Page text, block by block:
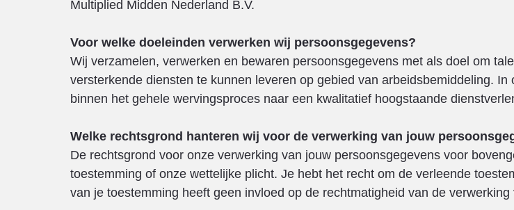
Multiplied Midden Nederland B.V.
Voor welke doeleinden verwerken wij persoonsgegevens?
Wij verzamelen, verwerken en bewaren persoonsgegevens met als doel om
versterkende diensten te kunnen leveren op gebied van arbeidsbemiddeling.
binnen het gehele wervingsproces naar een kwalitatief hoogstaande
Welke rechtsgrond hanteren wij voor de verwerking van jouw
De rechtsgrond voor onze verwerking van jouw persoonsgegevens voor
toestemming of onze wettelijke plicht. Je hebt het recht om de verleende
van je toestemming heeft geen invloed op de rechtmatigheid van de